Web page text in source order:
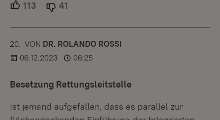
113 Unterstützer.
41
20. KOMMENTAR
VON :DR. ROLANDO ROSSI
06.12.2023
06:25
Besetzung Rettungsleitstelle
Ist jemand aufgefallen, dass es parallel zur